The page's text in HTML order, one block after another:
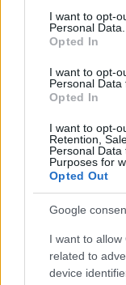
consent section.
I want to opt-
Personal Data.
Opted In
I want to opt-
Personal Data
Opted In
I want to opt-
Retention,
Personal
Purposes for
Opted Out
Google
I want to
related to
device
A
je,
rendszert
2024 február
A Sekiróra